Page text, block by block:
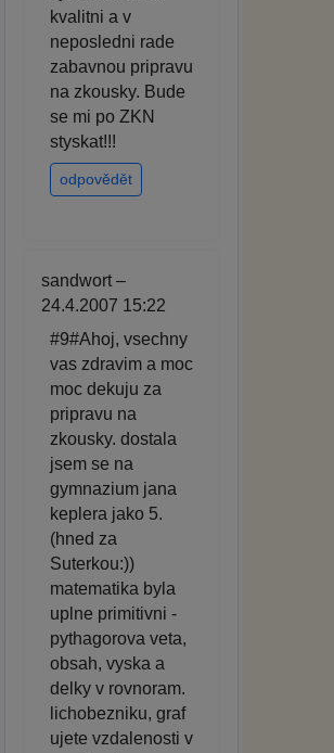
kvalitni a v
neposledni rade
zabavnou pripravu
na zkousky. Bude
se mi po ZKN
styskat!!!
odpovědět
sandwort –
24.4.2007 15:22
#9#Ahoj, vsechny
vas zdravim a moc
moc dekuju za
pripravu na
zkousky. dostala
jsem se na
gymnazium jana
keplera jako 5.
(hned za
Suterkou:))
matematika byla
uplne primitivni -
pythagorova veta,
obsah, vyska a
delky v rovnoram.
lichobezniku, graf
ujete vzdalenosti v